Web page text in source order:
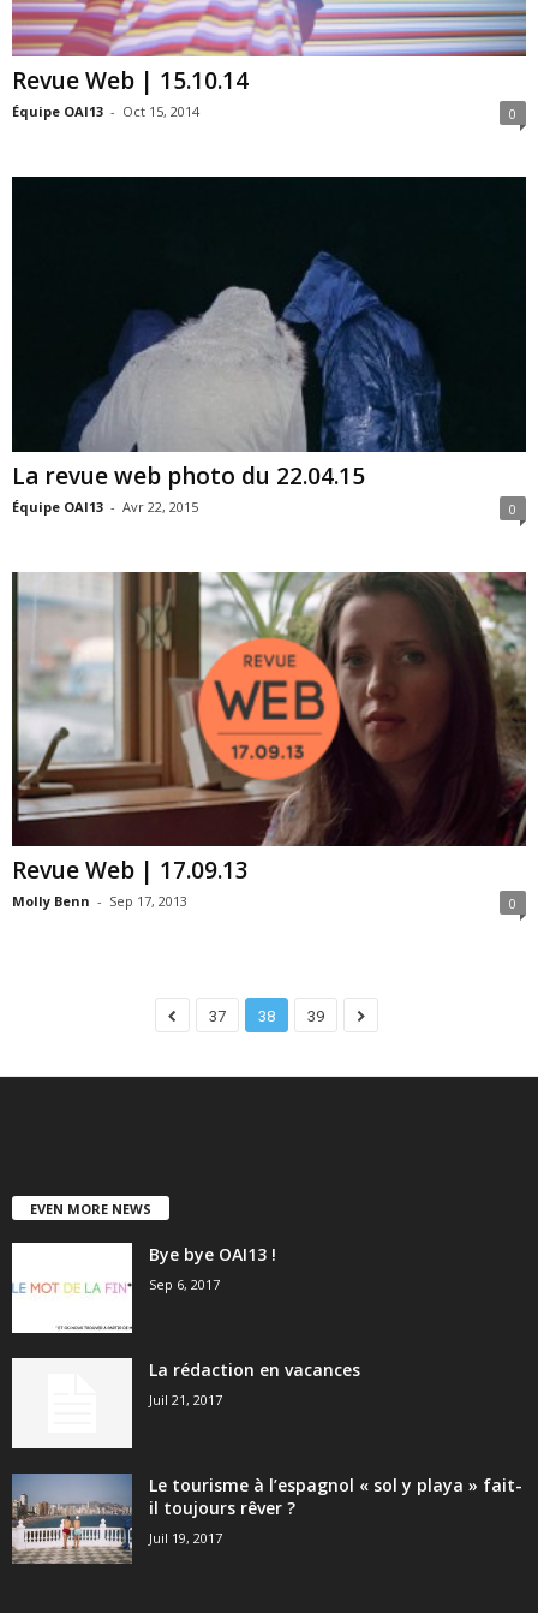
Revue Web | 15.10.14
Équipe OAI13 - Oct 15, 2014 0
La revue web photo du 22.04.15
Équipe OAI13 - Avr 22, 2015 0
Revue Web | 17.09.13
Molly Benn - Sep 17, 2013 0
37 38 39
EVEN MORE NEWS
Bye bye OAI13 !
Sep 6, 2017
La rédaction en vacances
Juil 21, 2017
Le tourisme à l’espagnol « sol y playa » fait-
il toujours rêver ?
Juil 19, 2017